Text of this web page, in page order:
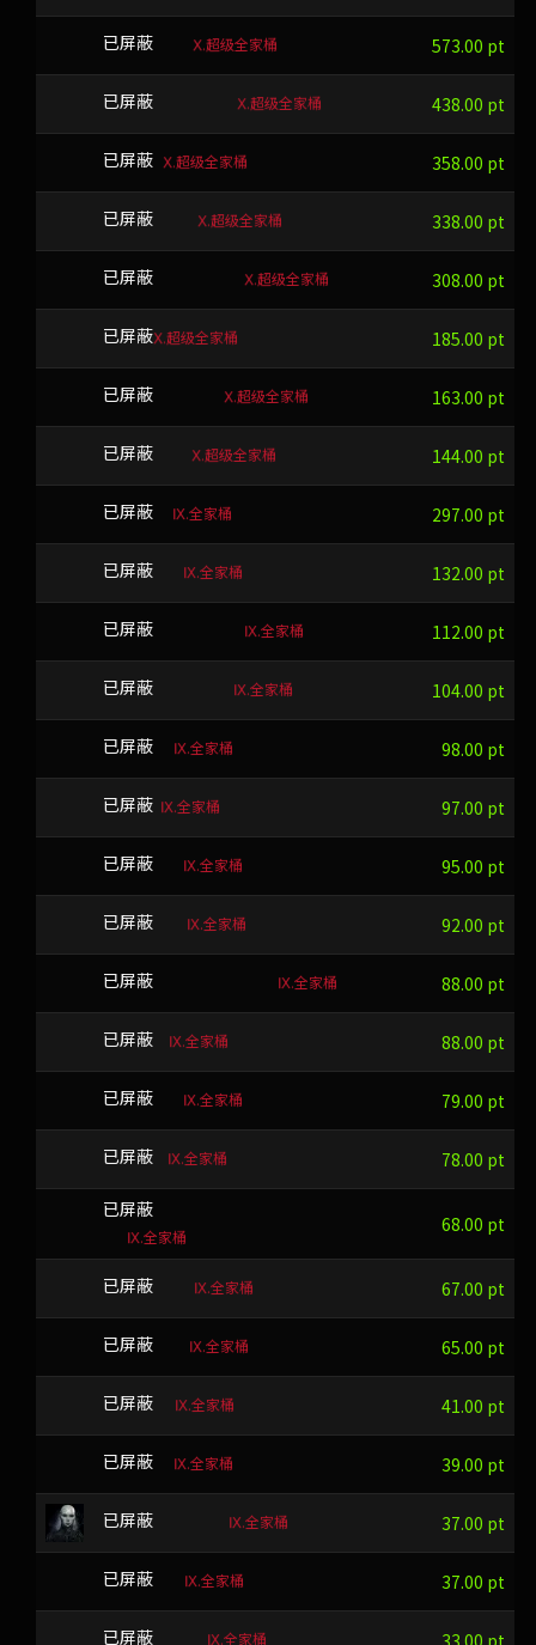
RIRCIF
已屏蔽 Ⅹ.超级全家桶 573.00 pt
s1N2@qVD^$
已屏蔽 Ⅹ.超级全家桶 438.00 pt
LML
已屏蔽 Ⅹ.超级全家桶 358.00 pt
QOPEWC
已屏蔽 Ⅹ.超级全家桶 338.00 pt
pEN#Fof(bH
已屏蔽 Ⅹ.超级全家桶 308.00 pt
VV
已屏蔽Ⅹ.超级全家桶 185.00 pt
DWTKWHGL
已屏蔽 Ⅹ.超级全家桶 163.00 pt
LMFBYD
已屏蔽 Ⅹ.超级全家桶 144.00 pt
IWBK
已屏蔽 Ⅸ.全家桶 297.00 pt
OKBEA
已屏蔽 Ⅸ.全家桶 132.00 pt
lqgfRaw2Jj
已屏蔽 Ⅸ.全家桶 112.00 pt
GAHWZZWWW
已屏蔽 Ⅸ.全家桶 104.00 pt
HSHZ
已屏蔽 Ⅸ.全家桶 98.00 pt
ACS
已屏蔽 Ⅸ.全家桶 97.00 pt
PAGFN
已屏蔽 Ⅸ.全家桶 95.00 pt
RJXAN
已屏蔽 Ⅸ.全家桶 92.00 pt
Cw!QBaBdWsByx7/
已屏蔽 Ⅸ.全家桶 88.00 pt
DDJP
已屏蔽 Ⅸ.全家桶 88.00 pt
YJEE
已屏蔽 Ⅸ.全家桶 79.00 pt
TXK
已屏蔽 Ⅸ.全家桶 78.00 pt
pI>1)rDqI:viwiKB7!#)ve{oc
已屏蔽
Ⅸ.全家桶
68.00 pt
WMYLYB
已屏蔽 Ⅸ.全家桶 67.00 pt
FXIAN
已屏蔽 Ⅸ.全家桶 65.00 pt
VMYQ
已屏蔽 Ⅸ.全家桶 41.00 pt
LGVJ
已屏蔽 Ⅸ.全家桶 39.00 pt
ZTRAFGGLN
已屏蔽 Ⅸ.全家桶 37.00 pt
TQGRF
已屏蔽 Ⅸ.全家桶 37.00 pt
JCVGGLN
已屏蔽 Ⅸ.全家桶 33.00 pt